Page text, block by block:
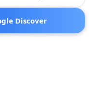
Discover